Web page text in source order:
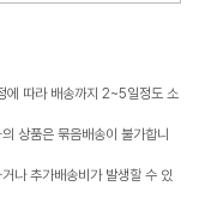
에 따라 배송까지 2~5일정도 소
상품은 묶음배송이 불가합니
나 추가배송비가 발생할 수 있